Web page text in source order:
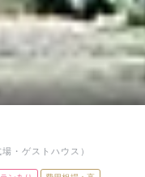
・ゲストハウス）